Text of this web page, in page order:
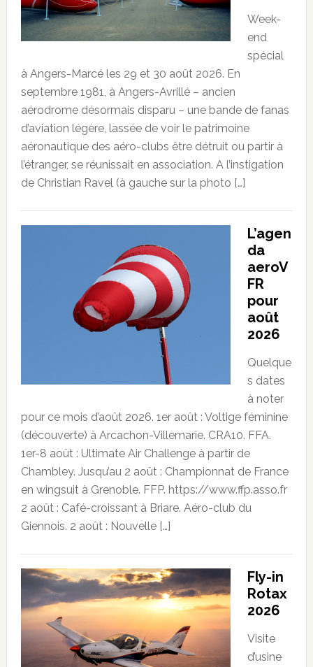
Week-
end
spécial
à Angers-Marcé les 29 et 30 août 2026. En
septembre 1981, à Angers-Avrillé – ancien
aérodrome désormais disparu – une bande de fanas
d’aviation légère, lassée de voir le patrimoine
aéronautique des aéro-clubs être détruit ou partir à
l’étranger, se réunissait en association. A l’instigation
de Christian Ravel (à gauche sur la photo […]
L’agen
da
aeroV
FR
pour
août
2026
Quelque
s dates
à noter
pour ce mois d’août 2026. 1er août : Voltige féminine
(découverte) à Arcachon-Villemarie. CRA10. FFA.
1er-8 août : Ultimate Air Challenge à partir de
Chambley. Jusqu’au 2 août : Championnat de France
en wingsuit à Grenoble. FFP. https://www.ffp.asso.fr
2 août : Café-croissant à Briare. Aéro-club du
Giennois. 2 août : Nouvelle […]
Fly-in
Rotax
2026
Visite
d’usine